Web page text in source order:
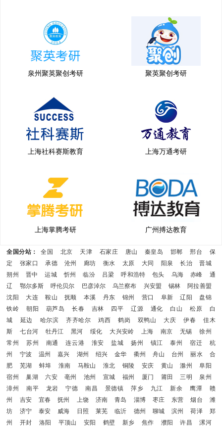
泉州聚英聚创考研 聚英聚创考研
上海社科赛斯教育 上海万通考研
上海掌腾考研 广州搏达教育
全国分站： 全国 北京 天津 石家庄 唐山 秦皇岛 邯郸 邢台
保
定
张家口 承德 沧州 廊坊 衡水 太原 大同 阳泉 长治
晋城
朔州
晋中 运城 忻州 临汾 吕梁 呼和浩特 包头 乌海 赤峰
通
辽
鄂尔多斯 呼伦贝尔 巴彦淖尔 乌兰察布 兴安盟 锡林
阿拉善盟
沈阳
大连 鞍山 抚顺 本溪 丹东 锦州 营口 阜新 辽阳
盘锦
铁岭
朝阳 葫芦岛 长春 吉林 四平 辽源 通化 白山 松原
白
城
延边 哈尔滨 齐齐哈尔 鸡西 鹤岗 双鸭山 大庆 伊春
佳木
斯
七台河 牡丹江 黑河 绥化 大兴安岭 上海 南京 无锡
徐州
常州
苏州 南通 连云港 淮安 盐城 扬州 镇江 泰州 宿迁
杭
州
宁波 温州 嘉兴 湖州 绍兴 金华 衢州 舟山 台州 丽水
合
肥
芜湖 蚌埠 淮南 马鞍山 淮北 铜陵 安庆 黄山 滁州
阜阳
宿州
巢湖 六安 亳州 池州 宣城 福州 厦门 莆田 三明
泉州
漳州
南平 龙岩 宁德 南昌 景德镇 萍乡 九江 新余 鹰潭
赣
州
吉安 宜春 抚州 上饶 济南 青岛 淄博 枣庄 东营 烟台
潍
坊
济宁 泰安 威海 日照 莱芜 临沂 德州 聊城 滨州 荷泽
郑
州
开封 洛阳 平顶山 安阳 鹤壁 新乡 焦作 濮阳 许昌
漯河